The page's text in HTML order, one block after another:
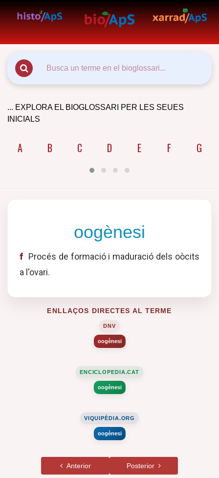
... EXPLORA EL BIOGLOSSARI PER LES SEUES
INICIALS
A B C D E F G
oogènesi
f Procés de formació i maduració dels oòcits
a l'ovari.
ENLLAÇOS DIRECTES AL TERME
DNV
oogènesi
ENCICLOPEDIA.CAT
oogènesi
VIQUIPÈDIA.ORG
oogènesi
Anterior Posterior